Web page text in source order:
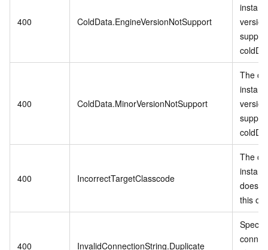
400 ColdData.EngineVersionNotSupport
support
400 ColdData.MinorVersionNotSupport
The
support
400 IncorrectTargetClasscode
The
does
this
400 InvalidConnectionString.Duplicate